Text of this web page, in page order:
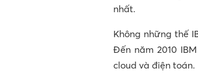
nhất.
Không những thế
Đến năm 2010
cloud và điện toán.